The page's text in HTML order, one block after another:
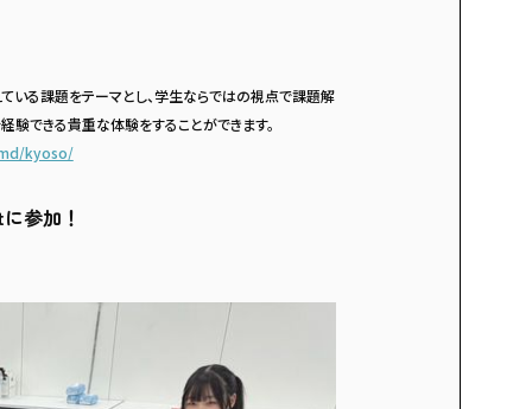
いる課題をテーマとし、学生ならではの視点で課題解
験できる貴重な体験をすることができます。
kyoso/
参加！